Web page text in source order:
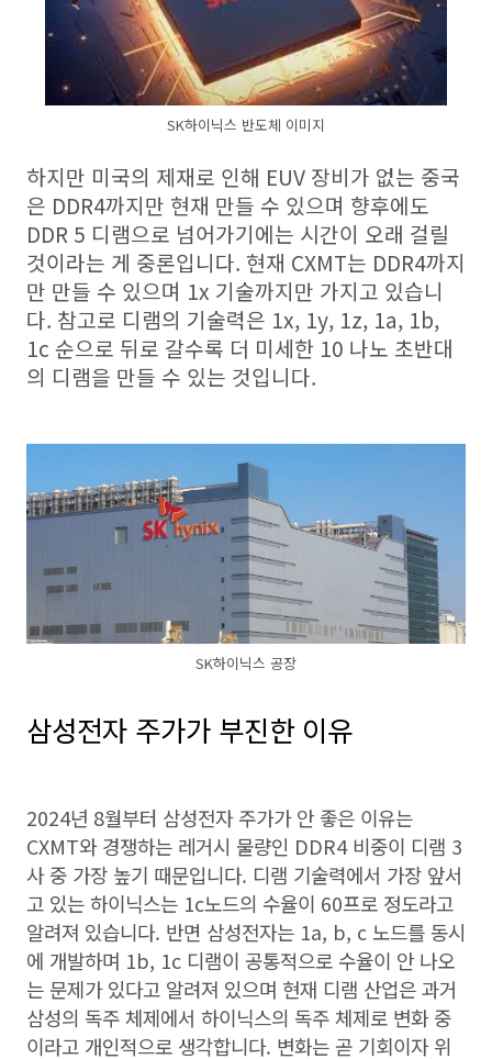
SK하이닉스 반도체 이미지
하지만 미국의 제재로 인해 EUV 장비가 없는 중국
은 DDR4까지만 현재 만들 수 있으며 향후에도
DDR 5 디램으로 넘어가기에는 시간이 오래 걸릴
것이라는 게 중론입니다. 현재 CXMT는 DDR4까지
만 만들 수 있으며 1x 기술까지만 가지고 있습니
다. 참고로 디램의 기술력은 1x, 1y, 1z, 1a, 1b,
1c 순으로 뒤로 갈수록 더 미세한 10 나노 초반대
의 디램을 만들 수 있는 것입니다.
SK하이닉스 공장
삼성전자 주가가 부진한 이유
2024년 8월부터 삼성전자 주가가 안 좋은 이유는
CXMT와 경쟁하는 레거시 물량인 DDR4 비중이 디램 3
사 중 가장 높기 때문입니다. 디램 기술력에서 가장 앞서
고 있는 하이닉스는 1c노드의 수율이 60프로 정도라고
알려져 있습니다. 반면 삼성전자는 1a, b, c 노드를 동시
에 개발하며 1b, 1c 디램이 공통적으로 수율이 안 나오
는 문제가 있다고 알려져 있으며 현재 디램 산업은 과거
삼성의 독주 체제에서 하이닉스의 독주 체제로 변화 중
이라고 개인적으로 생각합니다. 변화는 곧 기회이자 위